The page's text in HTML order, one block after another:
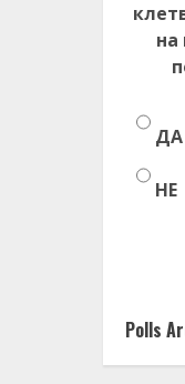
на
ДА
НЕ
Polls